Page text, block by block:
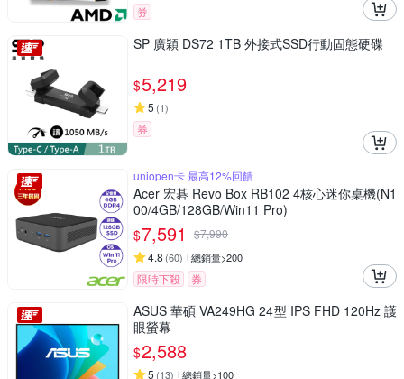
券
SP 廣穎 DS72 1TB 外接式SSD行動固態硬碟
$5,219
5 (1)
券
uniopen卡 最高12%回饋
Acer 宏碁 Revo Box RB102 4核心迷你桌機(N1
00/4GB/128GB/Win11 Pro)
$7,591 $7,990
4.8 (60) 總銷量>200
限時下殺 券
ASUS 華碩 VA249HG 24型 IPS FHD 120Hz 護
眼螢幕
$2,588
5 (13) 總銷量>100